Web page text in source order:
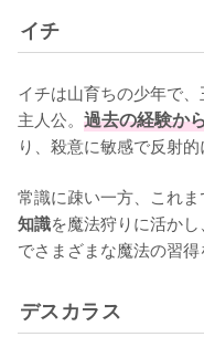
イチ
イチは山育ちの少年で
主人公。 過去の経験か
り、殺意に敏感で反射的
常識に疎い一方、これま
知識を魔法狩りに活か
でさまざまな魔法の習得
デスカラス